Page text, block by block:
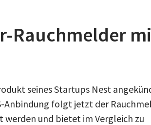
Rauchmelder
seines Startups Nest
folgt jetzt der
werden und bietet im Vergleich zu